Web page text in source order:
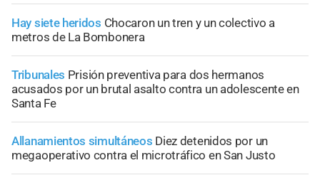
Hay siete heridos Chocaron un tren y un colectivo a
metros de La Bombonera
Tribunales Prisión preventiva para dos hermanos
acusados por un brutal asalto contra un adolescente en
Santa Fe
Allanamientos simultáneos Diez detenidos por un
megaoperativo contra el microtráfico en San Justo